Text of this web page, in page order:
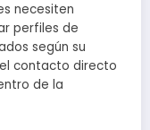
necesiten
perfiles de
según su
contacto directo
de la